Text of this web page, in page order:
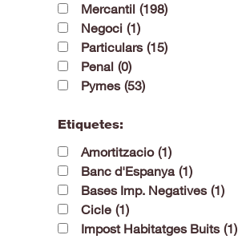
Mercantil (198)
Negoci (1)
Particulars (15)
Penal (0)
Pymes (53)
Etiquetes:
Amortitzacio (1)
Banc d'Espanya (1)
Bases Imp. Negatives (1)
Cicle (1)
Impost Habitatges Buits (1)